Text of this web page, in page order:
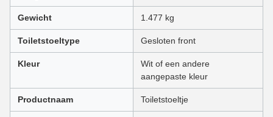
Gewicht 1.477 kg
Toiletstoeltype Gesloten front
Kleur
Wit of een andere
aangepaste kleur
Productnaam Toiletstoeltje